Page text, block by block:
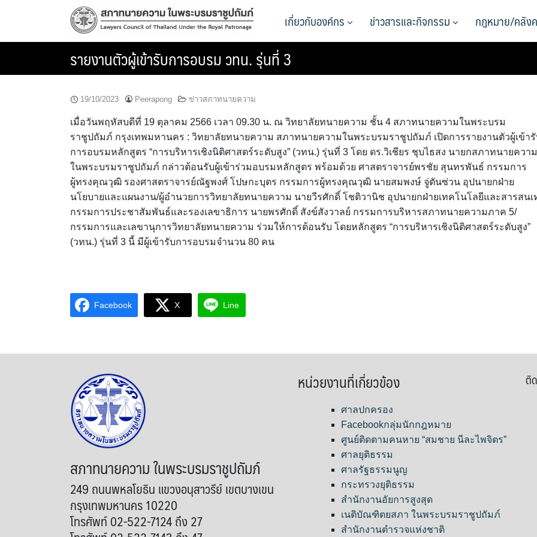
เกี่ยวกับองค์กร ข่าวสารและกิจกรรม กฎหมาย/คลัง
รายงานตัวผู้เข้ารับการอบรม วทน. รุ่นที่ 3
19/10/2023 Peerapong ข่าวสภาทนายความ
เมื่อวันพฤหัสบดีที่ 19 ตุลาคม 2566 เวลา 09.30 น. ณ วิทยาลัยทนายความ ชั้น 4 สภาทนายความในพระบรม
ราชูปถัมภ์ กรุงเทพมหานคร : วิทยาลัยทนายความ สภาทนายความในพระบรมราชูปถัมภ์ เปิดการรายงานตัวผู้เข้า
การอบรมหลักสูตร “การบริหารเชิงนิติศาสตร์ระดับสูง” (วทน.) รุ่นที่ 3 โดย ดร.วิเชียร ชุบไธสง นายกสภาทนายความ
ในพระบรมราชูปถัมภ์ กล่าวต้อนรับผู้เข้าร่วมอบรมหลักสูตร พร้อมด้วย ศาสตราจารย์พรชัย สุนทรพันธ์ กรรมการ
ผู้ทรงคุณวุฒิ รองศาสตราจารย์ณัฐพงศ์ โปษกะบุตร กรรมการผู้ทรงคุณวุฒิ นายสมพงษ์ จู่ตันซ่วน อุปนายกฝ่าย
นโยบายและแผนงาน/ผู้อำนวยการวิทยาลัยทนายความ นายวีรศักดิ์ โชติวานิช อุปนายกฝ่ายเทคโนโลยีและสารสนเ
กรรมการประชาสัมพันธ์และรองเลขาธิการ นายพรศักดิ์ สังข์สังวาลย์ กรรมการบริหารสภาทนายความภาค 5/
กรรมการและเลขานุการวิทยาลัยทนายความ ร่วมให้การต้อนรับ โดยหลักสูตร “การบริหารเชิงนิติศาสตร์ระดับสูง”
(วทน.) รุ่นที่ 3 นี้ มีผู้เข้ารับการอบรมจำนวน 80 คน
Facebook X Line
สภาทนายความ ในพระบรมราชูปถัมภ์
249 ถนนพหลโยธิน แขวงอนุสาวรีย์ เขตบางเขน
กรุงเทพมหานคร 10220
โทรศัพท์ 02-522-7124 ถึง 27
หน่วยงานที่เกี่ยวข้อง
ศาลปกครอง
Facebookกลุ่มนักกฎหมาย
ศูนย์ติดตามคนหาย “สมชาย นีละไพจิตร”
ศาลยุติธรรม
ศาลรัฐธรรมนูญ
กระทรวงยุติธรรม
สำนักงานอัยการสูงสุด
เนติบัณฑิตยสภา ในพระบรมราชูปถัมภ์
สำนักงานตำรวจแห่งชาติ
ติ